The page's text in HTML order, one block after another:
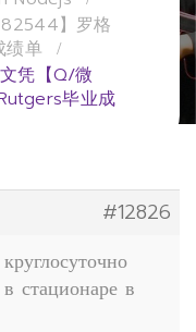
成绩
รมบริการ
สุนันทา
】罗格
绩单
凭【Q/微
毕业成
#12826
стационаре в